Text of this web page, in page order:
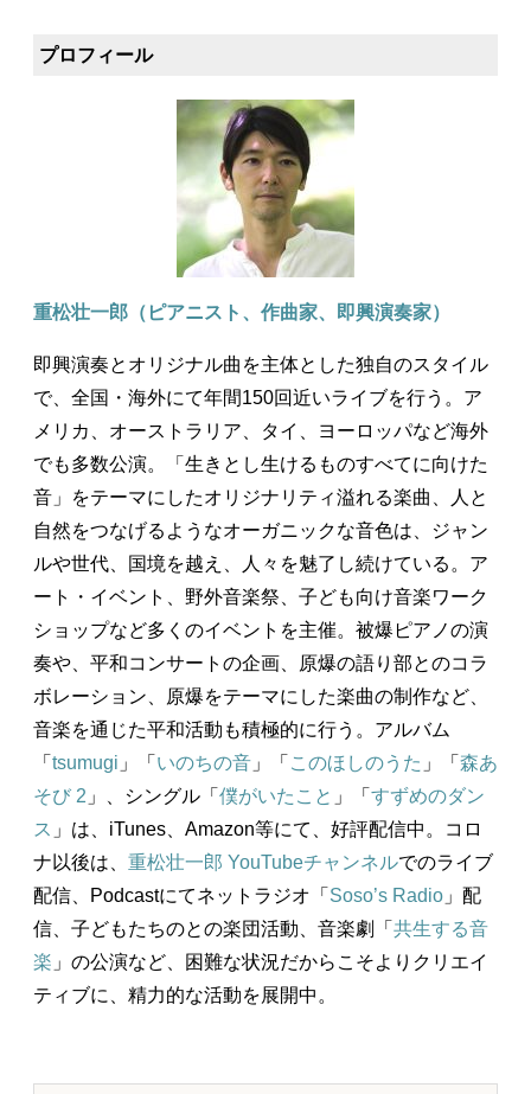
プロフィール
重松壮一郎（ピアニスト、作曲家、即興演奏家）
即興演奏とオリジナル曲を主体とした独自のスタイル
で、全国・海外にて年間150回近いライブを行う。ア
メリカ、オーストラリア、タイ、ヨーロッパなど海外
でも多数公演。「生きとし生けるものすべてに向けた
音」をテーマにしたオリジナリティ溢れる楽曲、人と
自然をつなげるようなオーガニックな音色は、ジャン
ルや世代、国境を越え、人々を魅了し続けている。ア
ート・イベント、野外音楽祭、子ども向け音楽ワーク
ショップなど多くのイベントを主催。被爆ピアノの演
奏や、平和コンサートの企画、原爆の語り部とのコラ
ボレーション、原爆をテーマにした楽曲の制作など、
音楽を通じた平和活動も積極的に行う。アルバム
「 tsumugi 」「 いのちの音 」「 このほしのうた 」「 森あ
そび 2 」、シングル「 僕がいたこと 」「 すずめのダン
ス 」は、iTunes、Amazon等にて、好評配信中。コロ
ナ以後は、 重松壮一郎 YouTubeチャンネルでのライブ
配信、Podcastにてネットラジオ「 Soso’s Radio 」配
信、子どもたちのとの楽団活動、音楽劇「 共生する音
楽 」の公演など、困難な状況だからこそよりクリエイ
ティブに、精力的な活動を展開中。